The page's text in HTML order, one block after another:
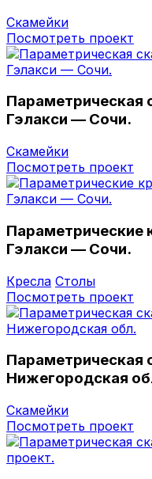
Скамейки
Посмотреть проект
Параметрическая
Гэлакси — Сочи.
Скамейки
Посмотреть проект
Параметрические
Гэлакси — Сочи.
Кресла Столы
Посмотреть проект
Параметрическая
Нижегородская
Скамейки
Посмотреть проект